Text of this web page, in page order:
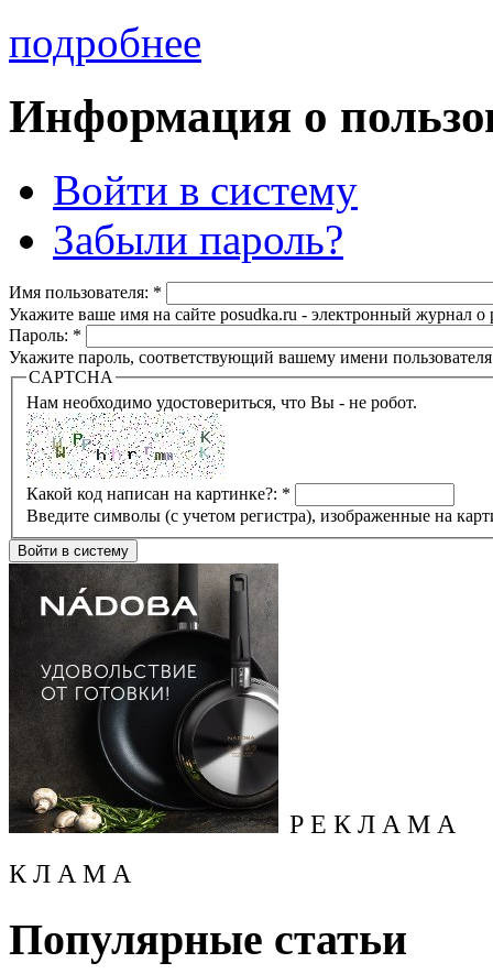
подробнее
Информация о
Войти в систему
Забыли пароль?
Имя пользователя: *
Укажите ваше имя на сайте posudka.ru - электронный журнал
Пароль: *
Укажите пароль, соответствующий вашему имени
CAPTCHA
Нам необходимо удостовериться, что Вы - не робот.
Какой код написан на картинке?: *
Введите символы (с учетом регистра), изображенные на
Р Е К Л А М А
К Л А М А
Популярные статьи